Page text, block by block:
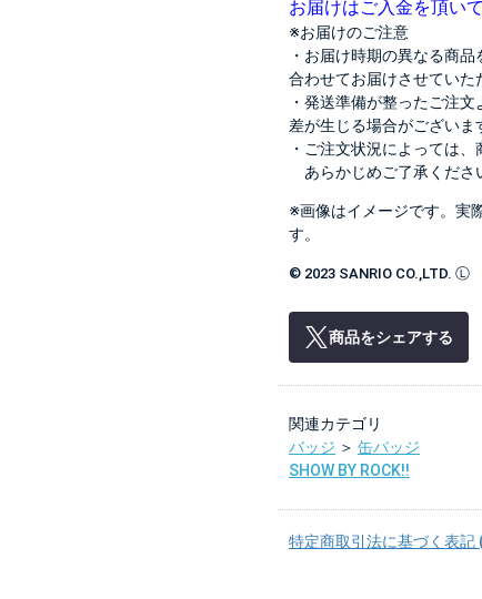
お届けはご入金を頂い
※お届けのご注意
・お届け時期の異なる商
合わせてお届けさせていた
・発送準備が整ったご注
差が生じる場合がございま
・ご注文状況によっては
あらかじめご了承くださ
※画像はイメージです。実
す。
© 2023 SANRIO CO.,LTD.
商品をシェアする
関連カテゴリ
バッジ ＞ 缶バッジ
SHOW BY ROCK!!
特定商取引法に基づく表記